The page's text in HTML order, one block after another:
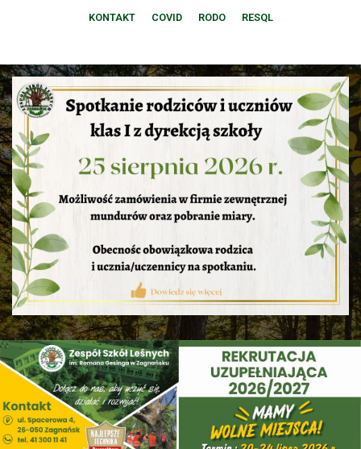
KONTAKT COVID RODO RESQL